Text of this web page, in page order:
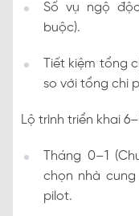
Số vụ ngộ
buộc).
Tiết kiệm tổng
so với tổng chi
Lộ trình triển khai
Tháng 0–1
chọn nhà
pilot.